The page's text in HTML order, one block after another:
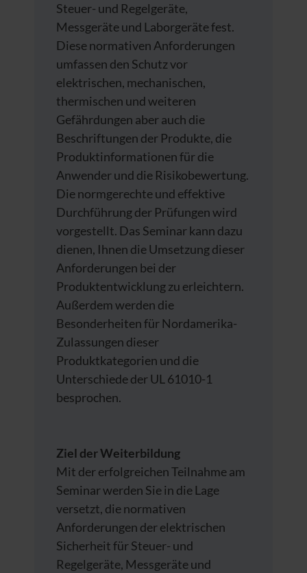
Steuer- und Regelgeräte,
Messgeräte und Laborgeräte fest.
Diese normativen Anforderungen
umfassen den Schutz vor
elektrischen, mechanischen,
thermischen und weiteren
Gefährdungen aber auch die
Beschriftungen der Produkte, die
Produktinformationen für die
Anwender und die Risikobewertung.
Die normgerechte und effektive
Durchführung der Prüfungen wird
vorgestellt. Das Seminar kann dazu
dienen, Ihnen die Umsetzung dieser
Anforderungen bei der
Produktentwicklung zu erleichtern.
Außerdem werden die
Besonderheiten für Nordamerika-
Zulassungen dieser
Produktkategorien und die
Unterschiede der UL 61010-1
besprochen.
Ziel der Weiterbildung
Mit der erfolgreichen Teilnahme am
Seminar werden Sie in die Lage
versetzt, die normativen
Anforderungen der elektrischen
Sicherheit für Steuer- und
Regelgeräte, Messgeräte und